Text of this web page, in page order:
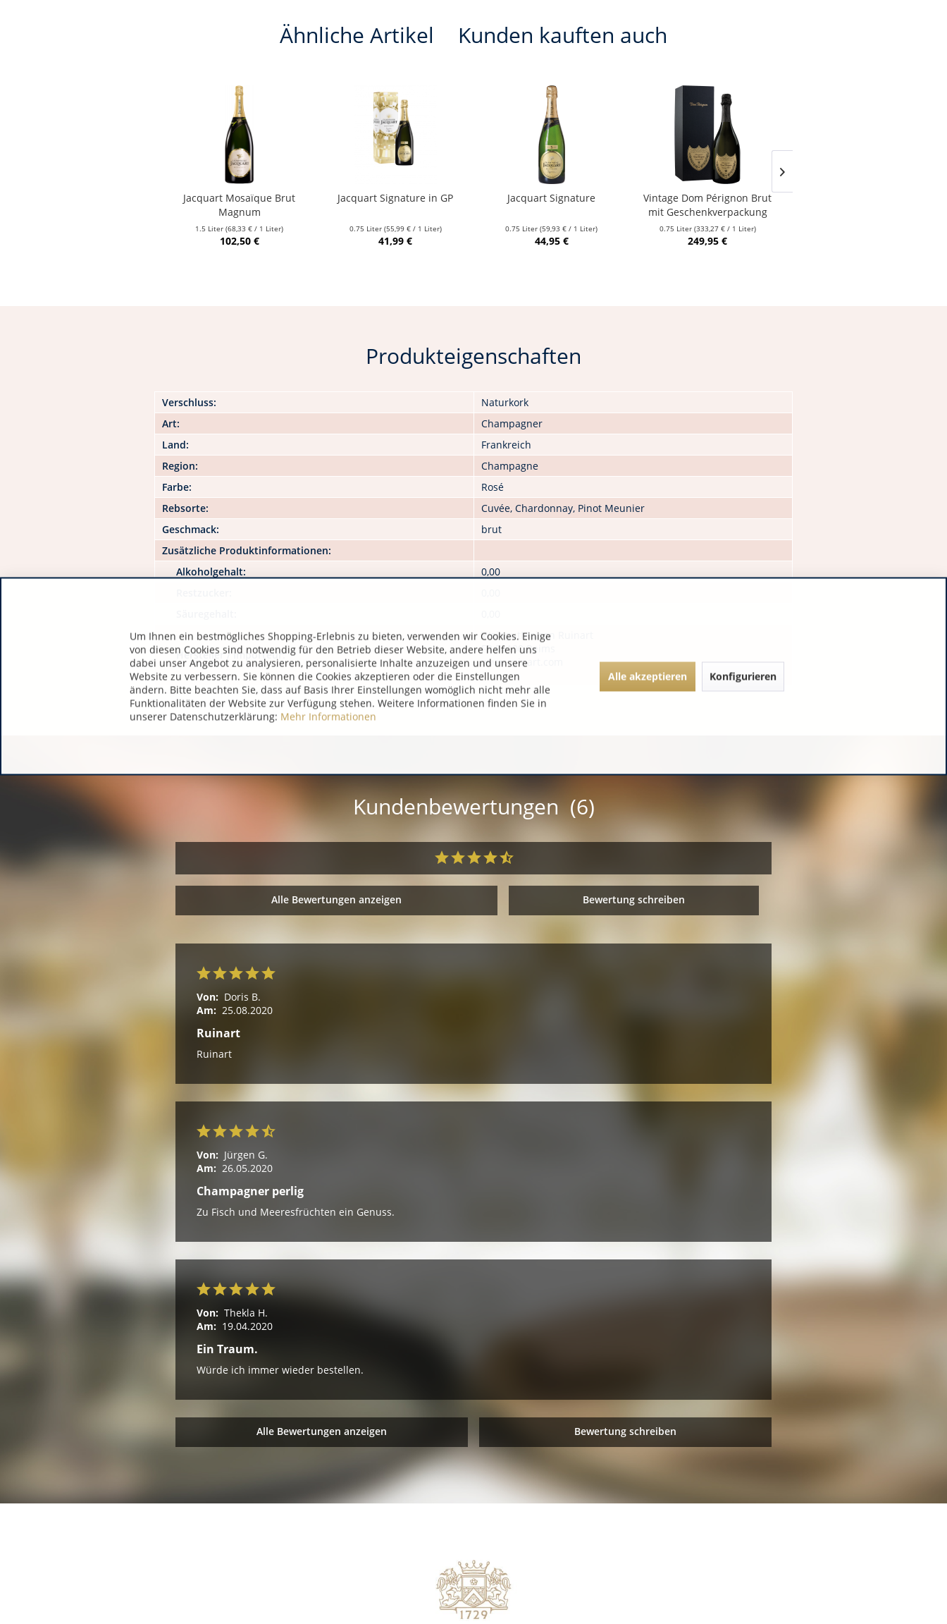
Ähnliche Artikel Kunden kauften auch
Jacquart Mosaïque Brut
Magnum
1.5 Liter(68,33 € / 1 Liter)
102,50 €
Jacquart Signature in GP
0.75 Liter (55,99 € / 1 Liter)
41,99 €
Jacquart Signature
0.75 Liter(59,93 € / 1 Liter)
44,95 €
Vintage Dom Pérignon Brut
mit Geschenkverpackung
0.75 Liter (333,27 € / 1 Liter)
249,95 €
Produkteigenschaften
Verschluss:
Naturkork
Art:
Champagner
Land:
Frankreich
Region:
Champagne
Farbe:
Rosé
Rebsorte:
Cuvée, Chardonnay, Pinot Meunier
Geschmack:
brut
Zusätzliche Produktinformationen:
Alkoholgehalt:
0,00
Hersteller / Importeur:
WeingutMaison Ruinart
FR 51100 Reims
www.ruinart.com
Kundenbewertungen (6)
Alle Bewertungen anzeigen Bewertung schreiben
Von: Doris B.
Am: 25.08.2020
Ruinart
Ruinart
Von: Jürgen G.
Am: 26.05.2020
Champagner perlig
Zu Fisch und Meeresfrüchten ein Genuss.
Von: Thekla H.
Am: 19.04.2020
Ein Traum.
Würde ich immer wieder bestellen.
Alle Bewertungen anzeigen Bewertung schreiben
Um Ihnen ein bestmögliches Shopping-Erlebnis zu bieten, verwenden wir Cookies. Einige
von diesen Cookies sind notwendig für den Betrieb dieser Website, andere helfen uns
dabei unser Angebot zu analysieren, personalisierte Inhalte anzuzeigen und unsere
Website zu verbessern. Sie können die Cookies akzeptieren oder die Einstellungen
ändern. Bitte beachten Sie, dass auf Basis Ihrer Einstellungen womöglich nicht mehr alle
Funktionalitäten der Website zur Verfügung stehen. Weitere Informationen finden Sie in
unserer Datenschutzerklärung: Mehr Informationen
Alle akzeptieren Konfigurieren